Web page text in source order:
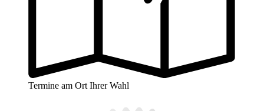
Termine am Ort Ihrer Wahl